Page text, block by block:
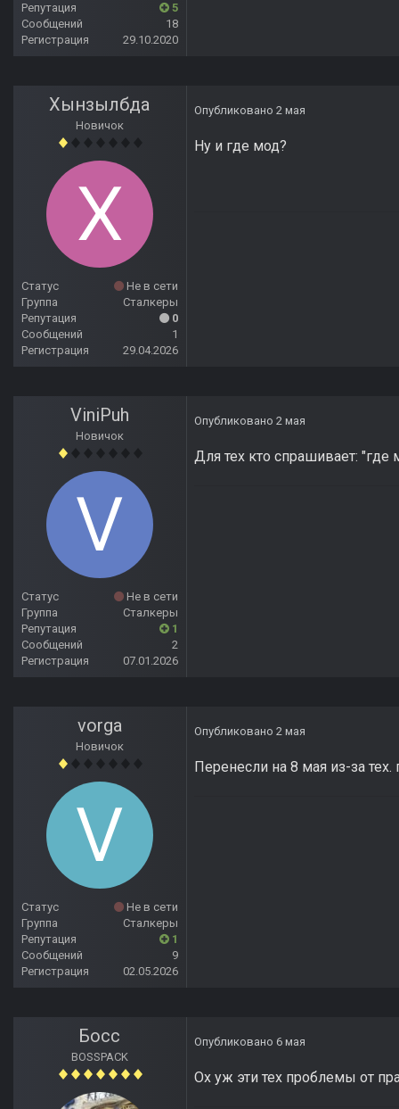
Репутация
5
Сообщений
18
Регистрация
29.10.2020
Хынзылбда
Новичок
Статус
Не в сети
Группа
Сталкеры
Репутация
0
Сообщений
1
Регистрация
29.04.2026
Опубликовано 2 мая
Ну и где мод?
ViniPuh
Новичок
Статус
Не в сети
Группа
Сталкеры
Репутация
1
Сообщений
2
Регистрация
07.01.2026
Опубликовано 2 мая
Для тех кто спрашивает: "где
vorga
Новичок
Статус
Не в сети
Группа
Сталкеры
Репутация
1
Сообщений
9
Регистрация
02.05.2026
Опубликовано 2 мая
Перенесли на 8 мая из-за тех.
Босс
BOSSPACK
Опубликовано 6 мая
Ох уж эти тех проблемы от